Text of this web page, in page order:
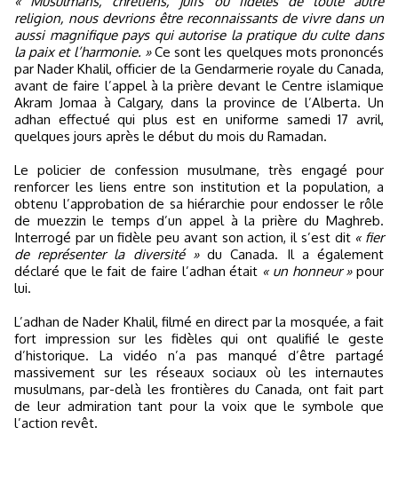
religion, nous devrions être reconnaissants de vivre dans un
aussi magnifique pays qui autorise la pratique du culte dans
la paix et l’harmonie. »Ce sont les quelques mots prononcés
par Nader Khalil, officier de la Gendarmerie royale du Canada,
avant de faire l’appel à la prière devant le Centre islamique
Akram Jomaa à Calgary, dans la province de l’Alberta. Un
adhan effectué qui plus est en uniforme samedi 17 avril,
quelques jours après le début du mois du Ramadan.
Le policier de confession musulmane, très engagé pour
renforcer les liens entre son institution et la population, a
obtenu l’approbation de sa hiérarchie pour endosser le rôle
de muezzin le temps d’un appel à la prière du Maghreb.
Interrogé par un fidèle peu avant son action, il s’est dit « fier
de représenter la diversité »du Canada. Il a également
déclaré que le fait de faire l’adhan était « un honneur »pour
lui.
L’adhan de Nader Khalil, filmé en direct par la mosquée, a fait
fort impression sur les fidèles qui ont qualifié le geste
d’historique. La vidéo n’a pas manqué d’être partagé
massivement sur les réseaux sociaux où les internautes
musulmans, par-delà les frontières du Canada, ont fait part
de leur admiration tant pour la voix que le symbole que
l’action revêt.